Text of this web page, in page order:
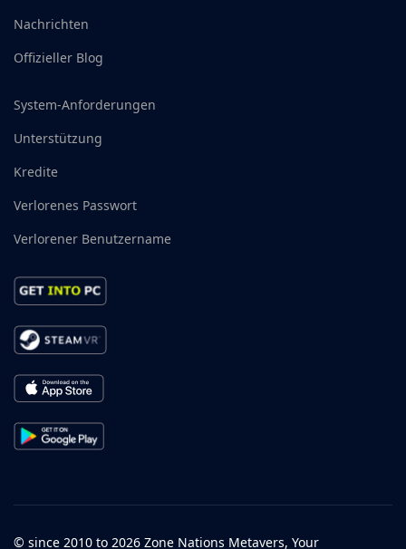
Nachrichten
Offizieller Blog
System-Anforderungen
Unterstützung
Kredite
Verlorenes Passwort
Verlorener Benutzername
© since 2010 to 2026 Zone Nations Metavers, Your